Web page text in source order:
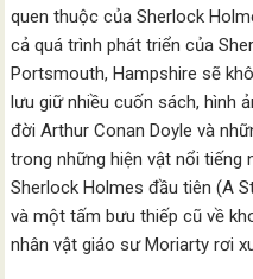
quen thuộc của Sherlock
cả quá trình phát triển của
Portsmouth, Hampshire sẽ
lưu giữ nhiều cuốn sách, hình
đời Arthur Conan Doyle và
trong những hiện vật nổi tiếng
Sherlock Holmes đầu tiên (A
và một tấm bưu thiếp cũ về
nhân vật giáo sư Moriarty rơi